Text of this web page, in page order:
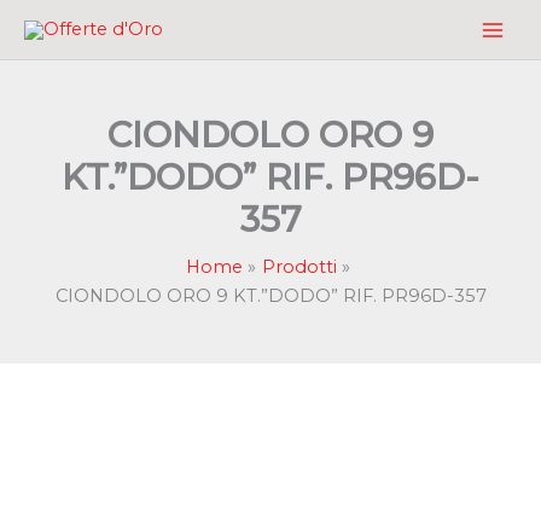
CIONDOLO ORO 9
KT.”DODO” RIF. PR96D-
357
Home
Prodotti
CIONDOLO ORO 9 KT.”DODO” RIF. PR96D-357